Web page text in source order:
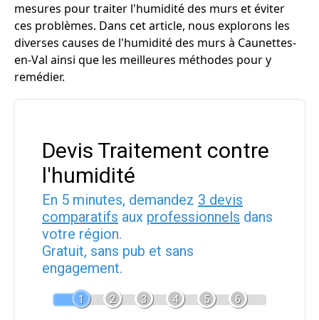
mesures pour traiter l'humidité des murs et éviter
ces problèmes. Dans cet article, nous explorons les
diverses causes de l'humidité des murs à Caunettes-
en-Val ainsi que les meilleures méthodes pour y
remédier.
Devis Traitement contre
l'humidité
En 5 minutes, demandez 3 devis
comparatifs aux professionnels dans
votre région.
Gratuit, sans pub et sans
engagement.
1 2 3 4 5 6